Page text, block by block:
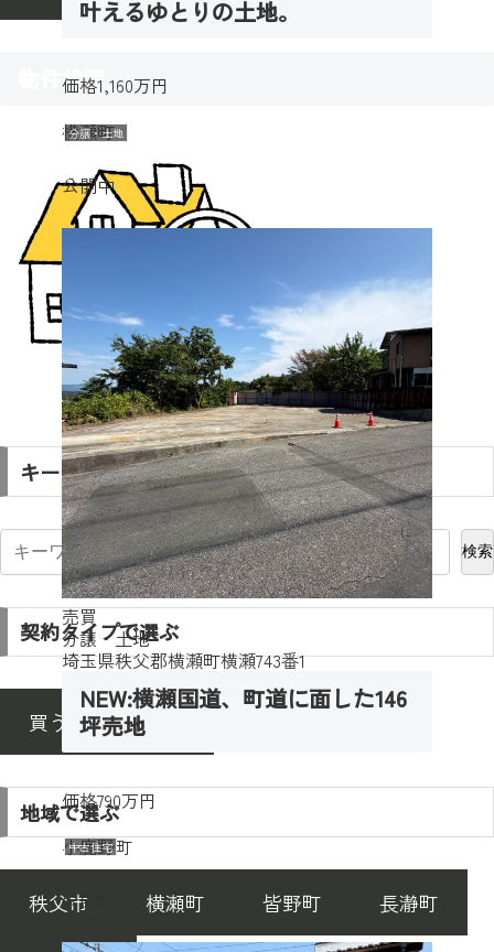
叶えるゆとりの土地。
価格1,160万円
横瀬町
公開中
分譲・土地
売買
分譲・土地
埼玉県秩父郡横瀬町横瀬743番1
NEW:横瀬国道、町道に面した146
坪売地
価格790万円
小鹿野町
公開中
中古住宅
物件検索
キーワード検索
検索
契約タイプで選ぶ
買う 借りる
地域で選ぶ
秩父市 横瀬町 皆野町 長瀞町